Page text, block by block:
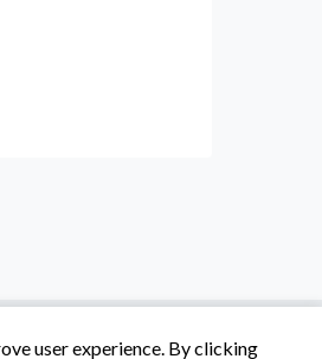
user experience. By clicking